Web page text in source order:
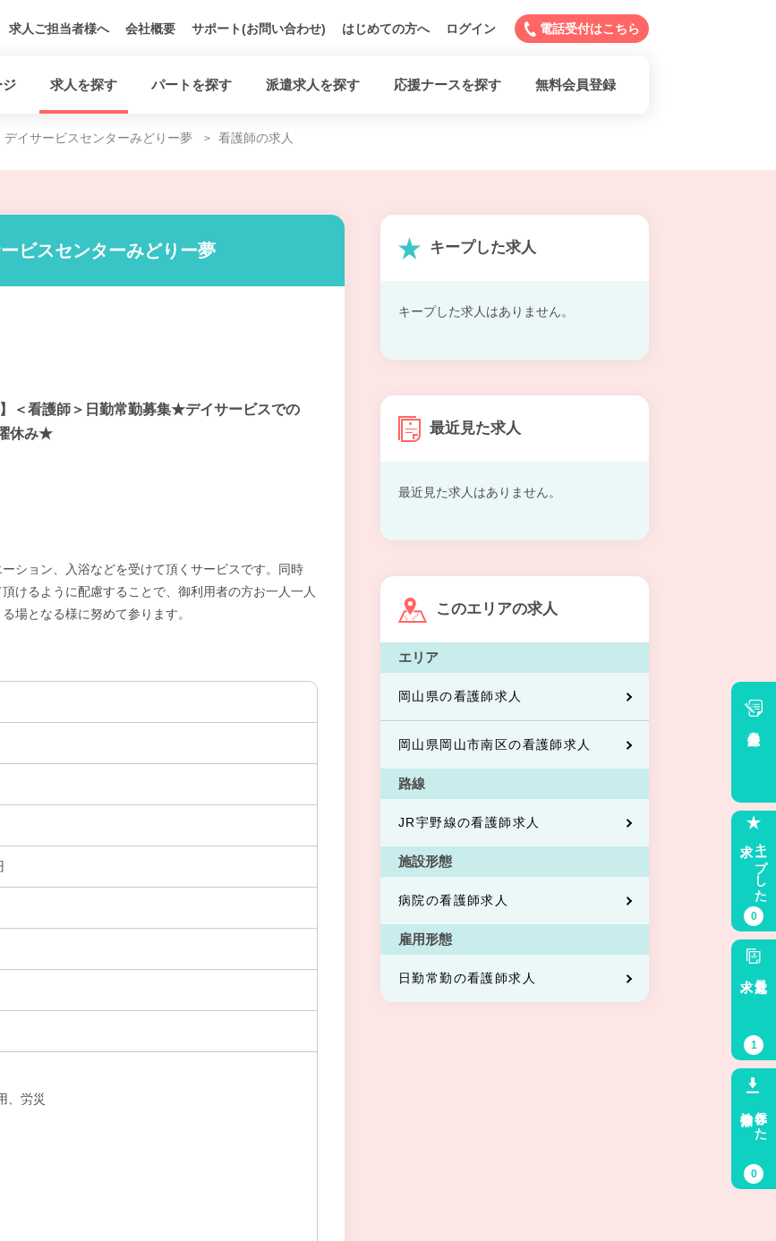
求人ご担当者様へ 会社概要 サポート(お問い合わせ) はじめての方へ ログイン 電話受付はこちら
ジ 求人を探す パートを探す 派遣求人を探す 応援ナースを探す 無料会員登録
デイサービスセンターみどりー夢 看護師の求人
ビスセンターみどりー夢
】＜看護師＞日勤常勤募集★デイサービスでの
休み★
ション、入浴などを受けて頂くサービスです。同時
けるように配慮することで、御利用者の方お一人一人
場となる様に努めて参ります。
、労災
キープした求人
キープした求人はありません。
最近見た求人
最近見た求人はありません。
このエリアの求人
エリア
岡山県の看護師求人
岡山県岡山市南区の看護師求人
路線
JR宇野線の看護師求人
施設形態
病院の看護師求人
雇用形態
日勤常勤の看護師求人
キープした
0
最近見た
1
保存した
0